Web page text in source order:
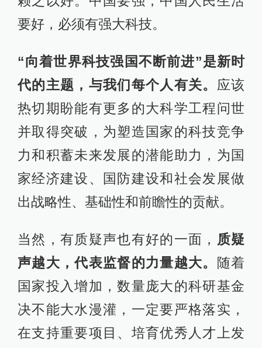
要好，必须有强大科技。
“向着世界科技强国不断前进”是新时
代的主题，与我们每个人有关。 应该
热切期盼能有更多的大科学工程问世
并取得突破，为塑造国家的科技竞争
力和积蓄未来发展的潜能助力，为国
家经济建设、国防建设和社会发展做
出战略性、基础性和前瞻性的贡献。
当然，有质疑声也有好的一面， 质疑
声越大，代表监督的力量越大。 随着
国家投入增加，数量庞大的科研基金
决不能大水漫灌，一定要严格落实，
在支持重要项目、培育优秀人才上发